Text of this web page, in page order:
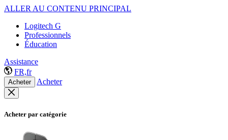
ALLER AU CONTENU PRINCIPAL
Logitech G
Professionnels
Éducation
Assistance
FR,fr
Acheter Acheter
Acheter par catégorie